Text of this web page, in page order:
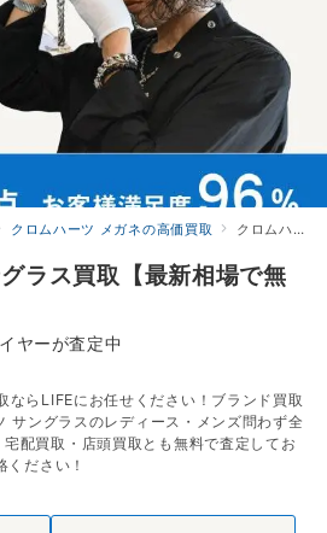
クロムハーツ メガネの高価買取 クロムハーツ サングラスの高価買取
ラス買取【最新相場で無
ヤーが査定中
ならLIFEにお任せください！ブランド買取
サングラスのレディース・メンズ問わず全
配買取・店頭買取とも無料で査定してお
ください！